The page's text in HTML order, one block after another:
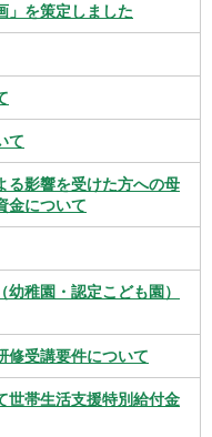
」を策定しました
て
る影響を受けた方への母
金について
稚園・認定こども園）
修受講要件について
世帯生活支援特別給付金